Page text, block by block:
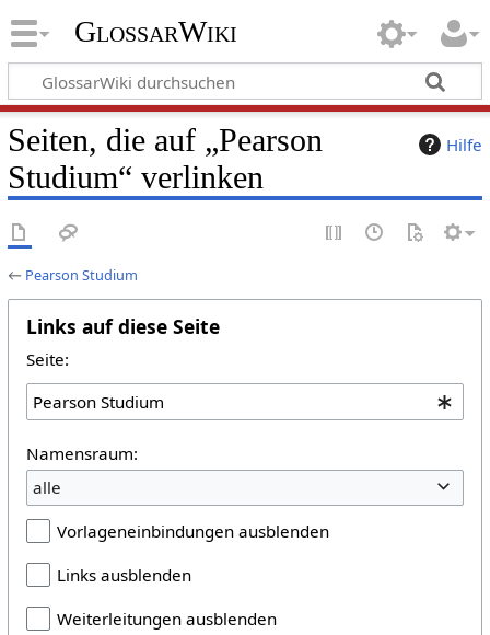
GlossarWiki
Hilfe
Seiten, die auf „Pearson
Studium“ verlinken
← Pearson Studium
Links auf diese Seite
Seite:
Namensraum:
alle
Vorlageneinbindungen ausblenden
Links ausblenden
Weiterleitungen ausblenden